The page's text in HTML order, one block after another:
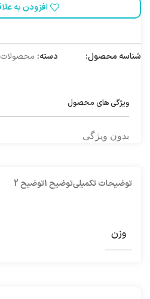
افزودن به
شناسه محصول: دسته:
ویژگی های محصول
بدون ویژگی
توضیحات تکمیلیتوضیح 1 توضیح 2
وزن